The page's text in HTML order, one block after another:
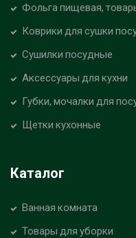
Фольга пищевая,
Коврики для сушки
Сушилки посудные
Аксессуары для кухни
Губки, мочалки для
Щетки кухонные
Каталог
Ванная комната
Товары для уборки